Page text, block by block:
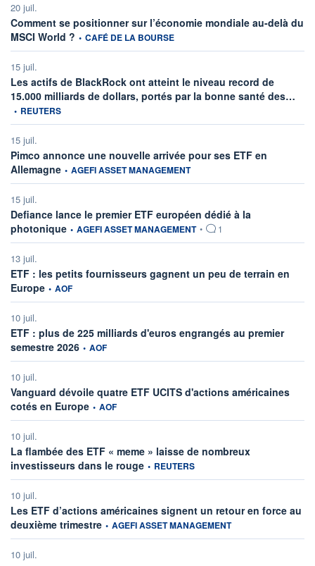
20 juil.
Comment se positionner sur l’économie mondiale au-delà du
MSCI World ? information fournie par
• CAFÉ DE LA BOURSE
15 juil.
Les actifs de BlackRock ont atteint le niveau record de
15.000 milliards de dollars, portés par la bonne santé des…
• REUTERS
15 juil.
Pimco annonce une nouvelle arrivée pour ses ETF en
Allemagne information fournie par
• AGEFI ASSET MANAGEMENT
15 juil.
Defiance lance le premier ETF européen dédié à la
photonique information fournie par
• AGEFI ASSET MANAGEMENT • 1
13 juil.
ETF : les petits fournisseurs gagnent un peu de terrain en
Europe information fournie par
• AOF
10 juil.
ETF : plus de 225 milliards d'euros engrangés au premier
semestre 2026 information fournie par
• AOF
10 juil.
Vanguard dévoile quatre ETF UCITS d'actions américaines
cotés en Europe information fournie par
• AOF
10 juil.
La flambée des ETF « meme » laisse de nombreux
investisseurs dans le rouge information fournie par
• REUTERS
10 juil.
Les ETF d’actions américaines signent un retour en force au
deuxième trimestre information fournie par
• AGEFI ASSET MANAGEMENT
10 juil.